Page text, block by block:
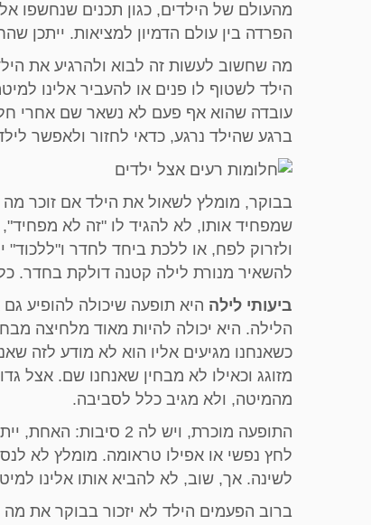
מהעולם של הילדים, כגון תכנים שנחשפו
הפרדה בין עולם הדמיון למציאות. ייתכן
מה שחשוב לעשות זה לבוא ולהרגיע את
הילד לשטוף לו פנים או להעביר אלינו
עובדה שהוא אף פעם לא נשאר שם אחרי
ברגע שהילד נרגע, כדאי לחזור ולאפשר
בבוקר, מומלץ לשאול את הילד אם זוכר
שמפחיד אותו, לא להגיד לו "זה לא
ולזרוק לפח, או ללכת ביחד לחדר
להשאיר מנורת לילה קטנה דולקת בחדר.
ביעותי לילה
הלילה. היא יכולה להיות מאוד מלחיצה
כשאנחנו מגיעים אליו הוא לא מודע לזה
מזוגג וכאילו לא מבחין שאנחנו שם. אצל
מהמיטה, ולא מגיב כלל לסביבה.
התופעה מוכרת, ויש
לחץ נפשי או אפילו טראומה. מומלץ לא
לשינה. אך, שוב, לא להביא אותו אלינו
ברוב הפעמים הילד לא יזכור בבוקר את